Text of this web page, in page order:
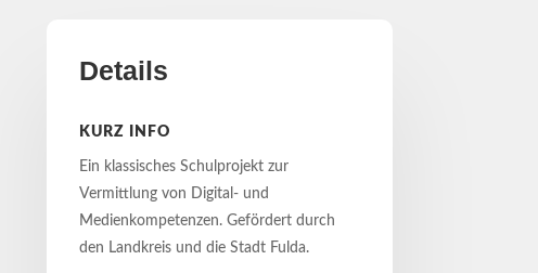
Details
KURZ INFO
Ein klassisches Schulprojekt zur
Vermittlung von Digital- und
Medienkompetenzen. Gefördert durch
den Landkreis und die Stadt Fulda.